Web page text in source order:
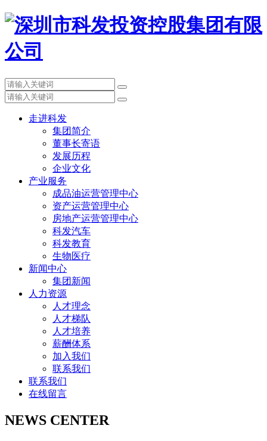
走进科发
集团简介
董事长寄语
发展历程
企业文化
产业服务
成品油运营管理中心
资产运营管理中心
房地产运营管理中心
科发汽车
科发教育
生物医疗
新闻中心
集团新闻
人力资源
人才理念
人才梯队
人才培养
薪酬体系
加入我们
联系我们
联系我们
在线留言
NEWS CENTER